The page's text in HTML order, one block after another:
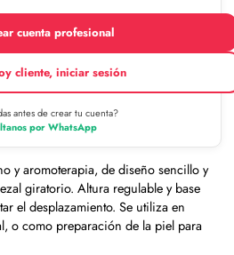
cuenta profesional
cliente, iniciar sesión
antes de crear tu cuenta?
por WhatsApp
y aromoterapia, de diseño sencillo y
giratorio. Altura regulable y base
el desplazamiento. Se utiliza en
o como preparación de la piel para